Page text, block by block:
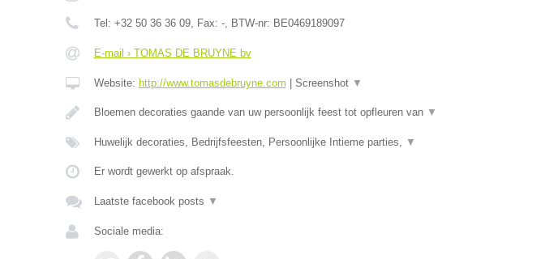
Tel: +32 50 36 36 09, Fax: -, BTW-nr: BE0469189097
E-mail › TOMAS DE BRUYNE bv
Website: http://www.tomasdebruyne.com Screenshot ▼
Bloemen decoraties gaande van uw persoonlijk feest tot opfleuren van ▼
Huwelijk decoraties, Bedrijfsfeesten, Persoonlijke Intieme parties, ▼
Er wordt gewerkt op afspraak.
Laatste facebook posts ▼
Sociale media: